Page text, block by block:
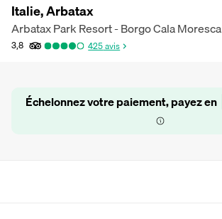
Italie, Arbatax
Arbatax Park Resort - Borgo Cala Moresca
3,8 425avis
Échelonnez votre paiement, payez en